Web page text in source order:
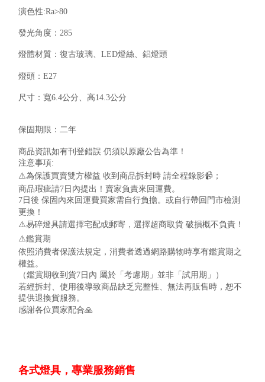
演色性:Ra>80
發光角度：285
燈體材質：復古玻璃、LED燈絲、鋁燈頭
燈頭：E27
尺寸：寬6.4公分、高14.3公分
保固期限：二年
商品資訊如有刊登錯誤 仍須以原廠公告為準！
注意事項:
⚠️為保護買賣雙方權益 收到商品拆封時 請全程錄影📹 ；
商品瑕疵請7日內提出！賣家負責來回運費。
7 日後 保固內來回運費買家需自行負擔。或自行帶回門市檢測
更換！
⚠️易碎燈具請選擇宅配或郵寄，選擇超商取貨 破損概不負責！
⚠️鑑賞期
依照消費者保護法規定，消費者透過網路購物時享有鑑賞期之
權益。
（鑑賞期收到貨7 日內 屬於「考慮期」並非「試用期」）
若經拆封、使用後導致商品缺乏完整性、無法再販售時，恕不
提供退換貨服務。
感謝各位買家配合🙏
各式燈具，專業服務銷售